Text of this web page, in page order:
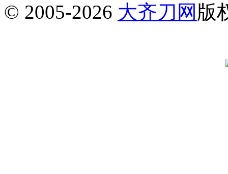
© 2005-2026 大齐刀网 版